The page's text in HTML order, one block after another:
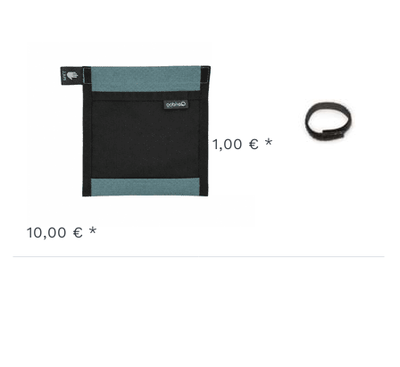
Innentasche
links QUPA
Plus Mineral
F-IP10L-24-MB
10,00 € *
3 - 7 Werktage
1,00 € *